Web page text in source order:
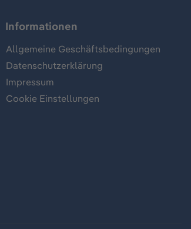
Informationen
Allgemeine Geschäftsbedingungen
Datenschutzerklärung
Impressum
Cookie Einstellungen